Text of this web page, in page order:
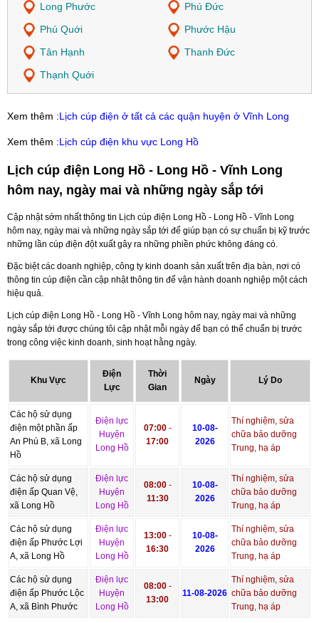
Long Phước
Phú Đức
Phú Quới
Phước Hậu
Tân Hạnh
Thanh Đức
Thạnh Quới
Xem thêm :Lịch cúp điện ở tất cả các quận huyện ở Vĩnh Long
Xem thêm :Lịch cúp điện khu vực Long Hồ
Lịch cúp điện Long Hồ - Long Hồ - Vĩnh Long
hôm nay, ngày mai và những ngày sắp tới
Cập nhật sớm nhất thông tin Lịch cúp điện Long Hồ - Long Hồ - Vĩnh Long
hôm nay, ngày mai và những ngày sắp tới để giúp bạn có sự chuẩn bị kỹ trước
những lần cúp điện đột xuất gây ra những phiền phức không đáng có.
Đặc biệt các doanh nghiệp, công ty kinh doanh sản xuất trên địa bàn, nơi có
thông tin cúp điện cần cập nhật thông tin để vận hành doanh nghiệp một cách
hiệu quả.
Lịch cúp điện Long Hồ - Long Hồ - Vĩnh Long hôm nay, ngày mai và những
ngày sắp tới được chúng tôi cập nhật mỗi ngày để bạn có thể chuẩn bị trước
trong công việc kinh doanh, sinh hoạt hằng ngày.
Khu Vực
Điện
Lực
Thời
Gian
Ngày Lý Do
Các hộ sử dụng
điện một phần ấp
An Phú B, xã Long
Hồ
Điện lực
Huyện
Long Hồ
07:00-
17:00
10-08-
2026
Thí nghiệm, sửa
chữa bảo dưỡng
Trung, hạ áp
Các hộ sử dụng
điện ấp Quan Vệ,
xã Long Hồ
Điện lực
Huyện
Long Hồ
08:00-
11:30
10-08-
2026
Thí nghiệm, sửa
chữa bảo dưỡng
Trung, hạ áp
Các hộ sử dụng
điện ấp Phước Lợi
A, xã Long Hồ
Điện lực
Huyện
Long Hồ
13:00-
16:30
10-08-
2026
Thí nghiệm, sửa
chữa bảo dưỡng
Trung, hạ áp
Các hộ sử dụng
điện ấp Phước Lộc
A, xã Bình Phước
Điện lực
Huyện
Long Hồ
08:00-
13:00
11-08-2026
Thí nghiệm, sửa
chữa bảo dưỡng
Trung, hạ áp